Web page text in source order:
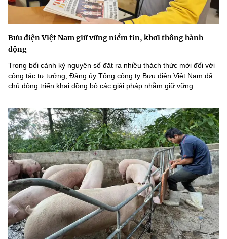
Bưu điện Việt Nam giữ vững niềm tin, khơi thông hành
động
Trong bối cảnh kỷ nguyên số đặt ra nhiều thách thức mới đối với
công tác tư tưởng, Đảng ủy Tổng công ty Bưu điện Việt Nam đã
chủ động triển khai đồng bộ các giải pháp nhằm giữ vững...